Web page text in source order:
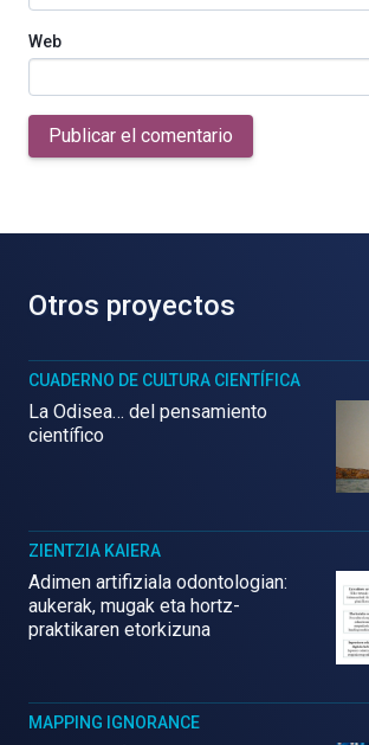
Web
Publicar el comentario
Otros proyectos
CUADERNO DE CULTURA CIENTÍFICA
La Odisea… del pensamiento
científico
ZIENTZIA KAIERA
Adimen artifiziala odontologian:
aukerak, mugak eta hortz-
praktikaren etorkizuna
MAPPING IGNORANCE